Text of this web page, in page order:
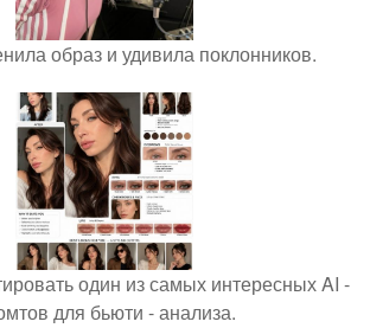
образ и удивила поклонников.
один из самых интересных AI -
для бьюти - анализа.